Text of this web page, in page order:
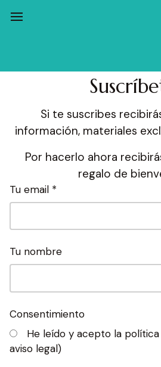
Si te suscribes
información, materiales
Por hacerlo ahora
regalo de
Tu email *
Tu nombre
Consentimiento
He leído y acepto la
aviso legal)